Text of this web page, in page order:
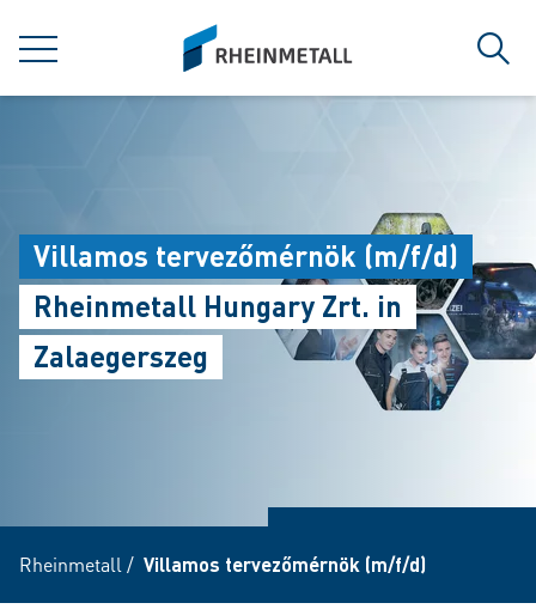
MENÜ
siteLogo
Villamos tervezőmérnök (m/f/d)
Rheinmetall Hungary Zrt. in
Zalaegerszeg
Rheinmetall / Villamos tervezőmérnök (m/f/d)